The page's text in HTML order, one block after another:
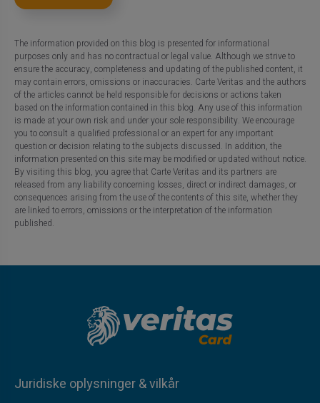
The information provided on this blog is presented for informational
purposes only and has no contractual or legal value. Although we strive to
ensure the accuracy, completeness and updating of the published content, it
may contain errors, omissions or inaccuracies. Carte Veritas and the authors
of the articles cannot be held responsible for decisions or actions taken
based on the information contained in this blog. Any use of this information
is made at your own risk and under your sole responsibility. We encourage
you to consult a qualified professional or an expert for any important
question or decision relating to the subjects discussed. In addition, the
information presented on this site may be modified or updated without notice.
By visiting this blog, you agree that Carte Veritas and its partners are
released from any liability concerning losses, direct or indirect damages, or
consequences arising from the use of the contents of this site, whether they
are linked to errors, omissions or the interpretation of the information
published.
Juridiske oplysninger & vilkår